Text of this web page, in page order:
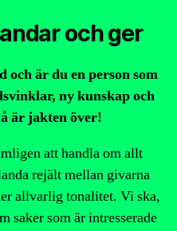
och ger
är du en person som
ny kunskap och
är jakten över!
att handla om allt
rejält mellan givarna
allvarlig tonalitet. Vi ska,
saker som är intresserade